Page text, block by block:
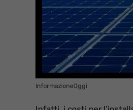
InformazioneOggi